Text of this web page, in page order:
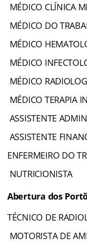
MÉDICO CLÍNICA
MÉDICO DO
MÉDICO
MÉDICO
MÉDICO
MÉDICO TERAPIA
ASSISTENTE
ASSISTENTE
ENFERMEIRO DO
NUTRICIONISTA
Abertura dos
TÉCNICO DE
MOTORISTA DE